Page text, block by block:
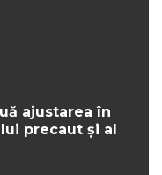
ajustarea în
precaut și al